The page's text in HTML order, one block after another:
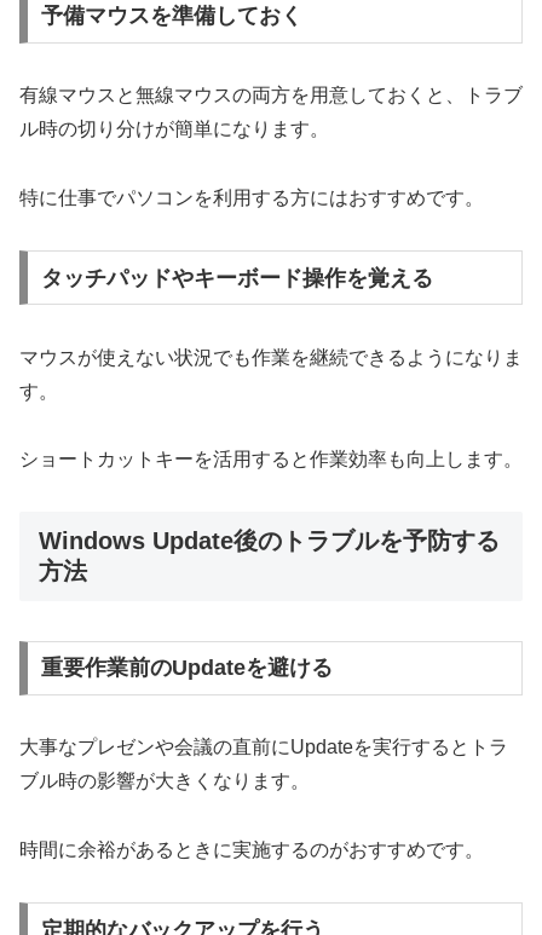
予備マウスを準備しておく
有線マウスと無線マウスの両方を用意しておくと、トラブ
ル時の切り分けが簡単になります。
特に仕事でパソコンを利用する方にはおすすめです。
タッチパッドやキーボード操作を覚える
マウスが使えない状況でも作業を継続できるようになりま
す。
ショートカットキーを活用すると作業効率も向上します。
Windows Update後のトラブルを予防する
方法
重要作業前のUpdateを避ける
大事なプレゼンや会議の直前にUpdateを実行するとトラ
ブル時の影響が大きくなります。
時間に余裕があるときに実施するのがおすすめです。
定期的なバックアップを行う